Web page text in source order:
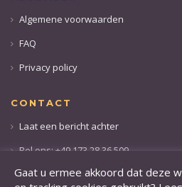
Algemene voorwaarden
FAQ
Privacy policy
CONTACT
Laat een bericht achter
Bel ons: +49 173 28 36 509
Gaat u ermee akkoord dat deze